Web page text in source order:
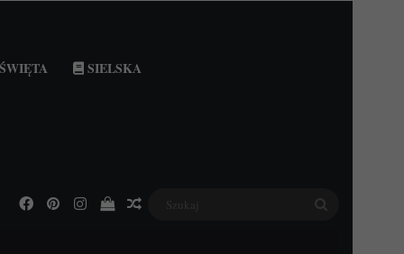
SIELSKA
Facebook
PinterestInstagramPodejrzyj swój koszyk
Losowy wpis